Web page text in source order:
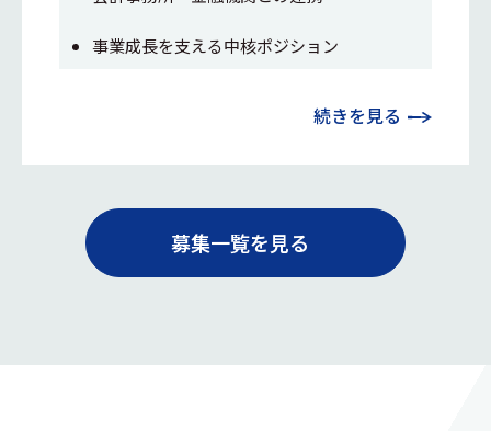
事業成長を支える中核ポジション
続きを見る
募集一覧を見る